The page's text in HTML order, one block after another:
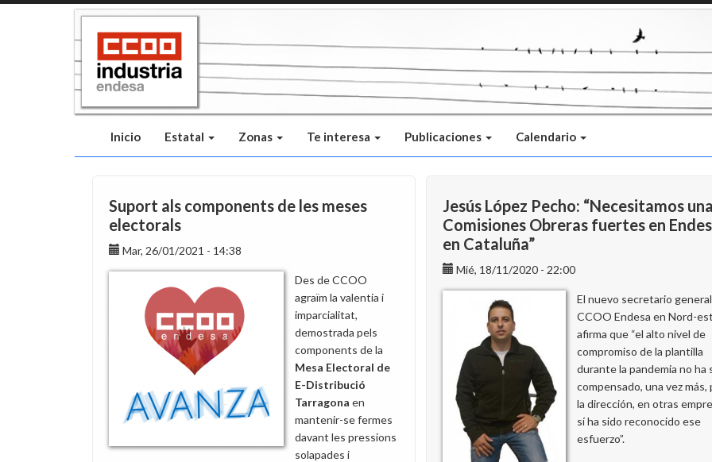
Inicio Estatal Zonas Te interesa Publicaciones Calendario
Suport als components de les meses
electorals
Mar, 26/01/2021 - 14:38
Des de CCOO
agraïm la valentia i
imparcialitat,
demostrada pels
components de la
Mesa Electoral de
E-Distribució
Tarragona en
mantenir-se fermes
davant les pressions
solapades i
Jesús López Pecho: “Necesitamos
Comisiones Obreras fuertes en
en Cataluña”
Mié, 18/11/2020 - 22:00
El nuevo secretario
CCOO Endesa en Nord-est
afirma que “el alto nivel de
compromiso de la plantilla
durante la pandemia no ha
compensado, una vez más,
la dirección, en otras
sí ha sido reconocido ese
esfuerzo”.